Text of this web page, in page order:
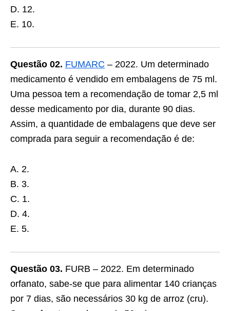
D. 12.
E. 10.
Questão 02. FUMARC – 2022. Um determinado
medicamento é vendido em embalagens de 75 ml.
Uma pessoa tem a recomendação de tomar 2,5 ml
desse medicamento por dia, durante 90 dias.
Assim, a quantidade de embalagens que deve ser
comprada para seguir a recomendação é de:
A. 2.
B. 3.
C. 1.
D. 4.
E. 5.
Questão 03. FURB – 2022. Em determinado
orfanato, sabe-se que para alimentar 140 crianças
por 7 dias, são necessários 30 kg de arroz (cru).